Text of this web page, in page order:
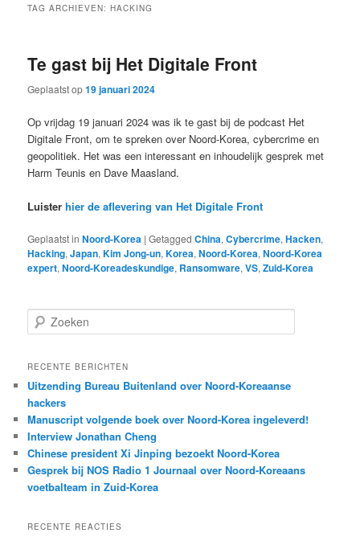
TAG ARCHIEVEN:HACKING
Te gast bij Het Digitale Front
Geplaatst op19 januari 2024
Op vrijdag 19 januari 2024 was ik te gast bij de podcast Het
Digitale Front, om te spreken over Noord-Korea, cybercrime en
geopolitiek. Het was een interessant en inhoudelijk gesprek met
Harm Teunis en Dave Maasland.
Luisterhier de aflevering van Het Digitale Front
Geplaatst in Noord-Korea |Getagged China,Cybercrime,Hacken,
Hacking,Japan,Kim Jong-un,Korea,Noord-Korea,Noord-Korea
expert,Noord-Koreadeskundige, Ransomware,VS,Zuid-Korea
o
k
n
RECENTE BERICHTEN
Uitzending Bureau Buitenland over Noord-Koreaanse
hackers
Manuscript volgende boek over Noord-Korea ingeleverd!
Interview Jonathan Cheng
Chinese president Xi Jinping bezoekt Noord-Korea
Gesprek bij NOS Radio 1 Journaal over Noord-Koreaans
voetbalteam in Zuid-Korea
RECENTE REACTIES